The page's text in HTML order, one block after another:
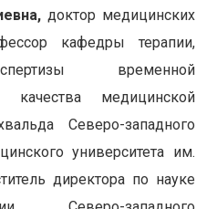
доктор медицинских
кафедры терапии,
временной
качества медицинской
Северо-западного
университета им.
директора по науке